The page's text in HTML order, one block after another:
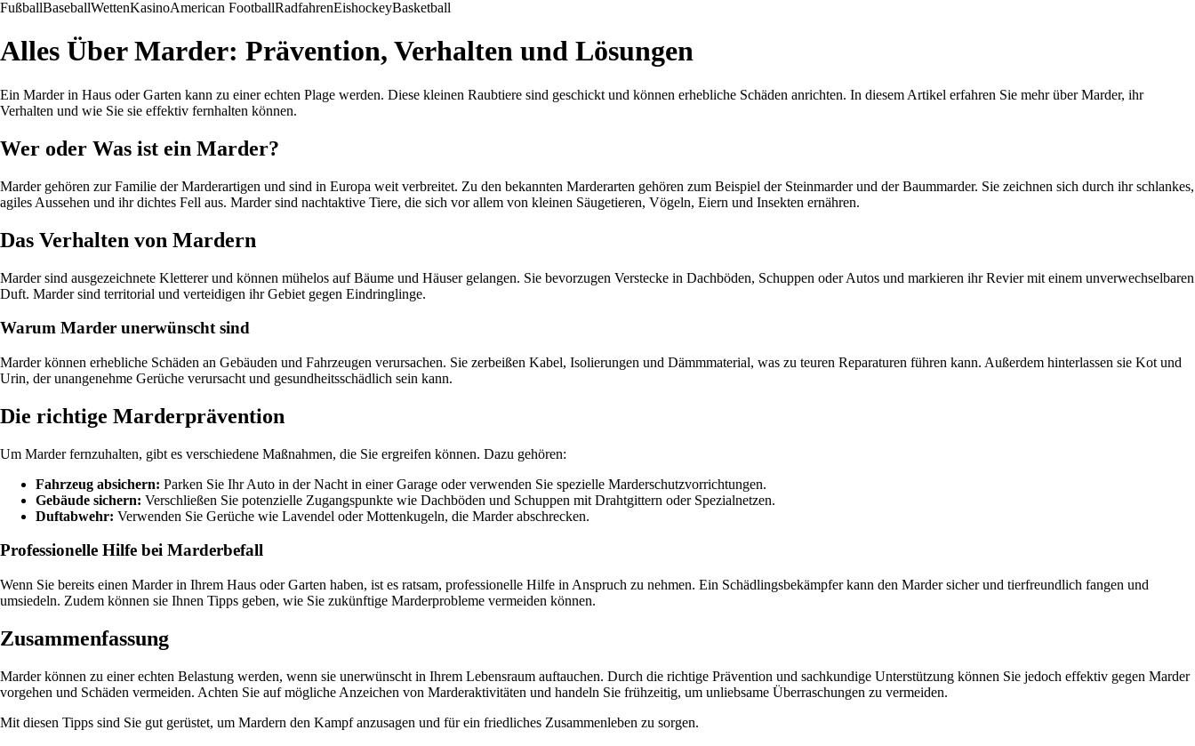
FußballBaseballWettenKasinoAmerican FootballRadfahrenEishockeyBasketball
Alles Über Marder: Prävention, Verhalten und Lösungen
Ein Marder in Haus oder Garten kann zu einer echten Plage werden. Diese kleinen Raubtiere sind geschickt und können erhebliche Schäden anrichten. In diesem Artikel erfahren Sie mehr über Marder, ihr
Verhalten und wie Sie sie effektiv fernhalten können.
Wer oder Was ist ein Marder?
Marder gehören zur Familie der Marderartigen und sind in Europa weit verbreitet. Zu den bekannten Marderarten gehören zum Beispiel der Steinmarder und der Baummarder. Sie zeichnen sich durch ihr schlankes,
agiles Aussehen und ihr dichtes Fell aus. Marder sind nachtaktive Tiere, die sich vor allem von kleinen Säugetieren, Vögeln, Eiern und Insekten ernähren.
Das Verhalten von Mardern
Marder sind ausgezeichnete Kletterer und können mühelos auf Bäume und Häuser gelangen. Sie bevorzugen Verstecke in Dachböden, Schuppen oder Autos und markieren ihr Revier mit einem unverwechselbaren
Duft. Marder sind territorial und verteidigen ihr Gebiet gegen Eindringlinge.
Warum Marder unerwünscht sind
Marder können erhebliche Schäden an Gebäuden und Fahrzeugen verursachen. Sie zerbeißen Kabel, Isolierungen und Dämmmaterial, was zu teuren Reparaturen führen kann. Außerdem hinterlassen sie Kot und
Urin, der unangenehme Gerüche verursacht und gesundheitsschädlich sein kann.
Die richtige Marderprävention
Um Marder fernzuhalten, gibt es verschiedene Maßnahmen, die Sie ergreifen können. Dazu gehören:
Fahrzeug absichern: Parken Sie Ihr Auto in der Nacht in einer Garage oder verwenden Sie spezielle Marderschutzvorrichtungen.
Gebäude sichern: Verschließen Sie potenzielle Zugangspunkte wie Dachböden und Schuppen mit Drahtgittern oder Spezialnetzen.
Duftabwehr: Verwenden Sie Gerüche wie Lavendel oder Mottenkugeln, die Marder abschrecken.
Professionelle Hilfe bei Marderbefall
Wenn Sie bereits einen Marder in Ihrem Haus oder Garten haben, ist es ratsam, professionelle Hilfe in Anspruch zu nehmen. Ein Schädlingsbekämpfer kann den Marder sicher und tierfreundlich fangen und
umsiedeln. Zudem können sie Ihnen Tipps geben, wie Sie zukünftige Marderprobleme vermeiden können.
Zusammenfassung
Marder können zu einer echten Belastung werden, wenn sie unerwünscht in Ihrem Lebensraum auftauchen. Durch die richtige Prävention und sachkundige Unterstützung können Sie jedoch effektiv gegen Marder
vorgehen und Schäden vermeiden. Achten Sie auf mögliche Anzeichen von Marderaktivitäten und handeln Sie frühzeitig, um unliebsame Überraschungen zu vermeiden.
Mit diesen Tipps sind Sie gut gerüstet, um Mardern den Kampf anzusagen und für ein friedliches Zusammenleben zu sorgen.